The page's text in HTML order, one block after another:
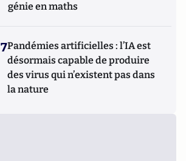
génie en maths
7Pandémies artificielles : l’IA est
désormais capable de produire
des virus qui n’existent pas dans
la nature